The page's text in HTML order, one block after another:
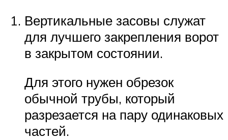
Вертикальные засовы служат
для лучшего закрепления ворот
в закрытом состоянии.
Для этого нужен обрезок
обычной трубы, который
разрезается на пару одинаковых
частей.